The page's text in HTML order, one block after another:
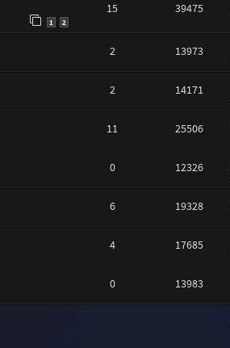
1 2
15 39475
2 13973
2 14171
11 25506
0 12326
6 19328
4 17685
0 13983